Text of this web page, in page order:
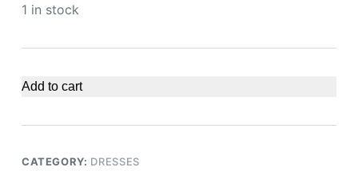
1 in stock
Add to cart
CATEGORY: DRESSES